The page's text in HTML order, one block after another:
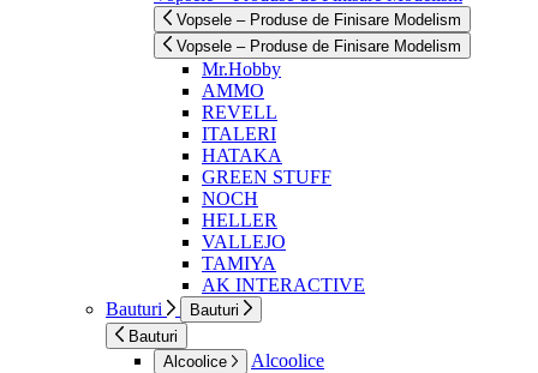
Vopsele – Produse de Finisare Modelism
Vopsele – Produse de Finisare Modelism
Mr.Hobby
AMMO
REVELL
ITALERI
HATAKA
GREEN STUFF
NOCH
HELLER
VALLEJO
TAMIYA
AK INTERACTIVE
Bauturi
Bauturi
Bauturi
Alcoolice
Alcoolice